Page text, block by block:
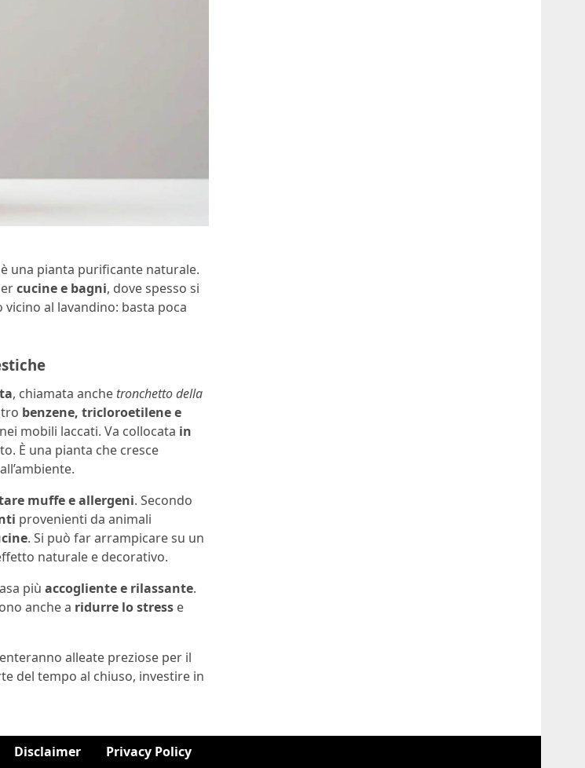
una pianta purificante naturale.
cucine e bagni, dove spesso si
al lavandino: basta poca
, chiamata anche tronchetto della
benzene, tricloroetilene e
mobili laccati. Va collocata in
È una pianta che cresce
muffe e allergeni. Secondo
provenienti da animali
. Si può far arrampicare su un
naturale e decorativo.
più accogliente e rilassante.
anche a ridurre lo stress e
alleate preziose per il
del tempo al chiuso, investire in
Disclaimer Privacy Policy